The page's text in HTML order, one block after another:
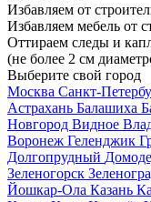
Избавляем от
Избавляем мебель от
Оттираем следы и
(не более 2 см
Выберите свой город
Москва Санкт-
Астрахань Балашиха
Новгород Видное
Воронеж Геленджик
Долгопрудный
Зеленогорск
Йошкар-Ола Казань